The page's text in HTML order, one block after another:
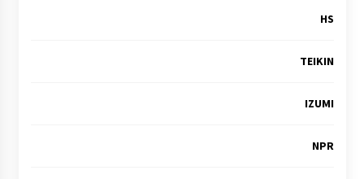
HS
TEIKIN
IZUMI
NPR